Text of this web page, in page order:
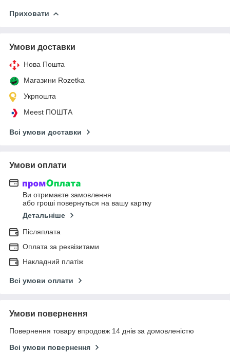
Приховати
Умови доставки
Нова Пошта
Магазини Rozetka
Укрпошта
Meest ПОШТА
Всі умови доставки
Умови оплати
Ви отримаєте замовлення
або гроші повернуться на вашу картку
Детальніше
Післяплата
Оплата за реквізитами
Накладний платіж
Всі умови оплати
Умови повернення
Повернення товару впродовж 14 днів за домовленістю
Всі умови повернення